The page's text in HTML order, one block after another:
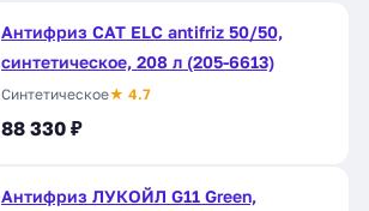
Антифриз CAT ELC antifriz 50/50,
синтетическое, 208 л (205-6613)
Синтетическое★ 4.7
88 330 ₽
Антифриз ЛУКОЙЛ G11 Green,